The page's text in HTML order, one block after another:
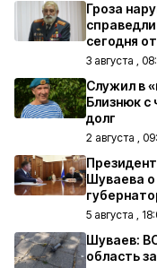
Гроза
сегодня
3 августа ,
Служил в
Близнюк с
долг
2 августа ,
Шуваева
5 августа ,
Шуваев:
область